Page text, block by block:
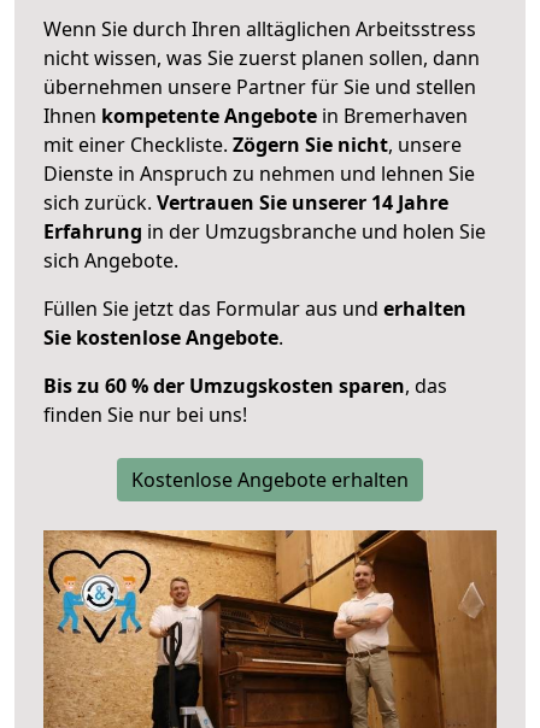
Wenn Sie durch Ihren alltäglichen Arbeitsstress
nicht wissen, was Sie zuerst planen sollen, dann
übernehmen unsere Partner für Sie und stellen
Ihnen kompetente Angebote in Bremerhaven
mit einer Checkliste. Zögern Sie nicht, unsere
Dienste in Anspruch zu nehmen und lehnen Sie
sich zurück. Vertrauen Sie unserer 14 Jahre
Erfahrung in der Umzugsbranche und holen Sie
sich Angebote.
Füllen Sie jetzt das Formular aus und erhalten
Sie kostenlose Angebote.
Bis zu 60 % der Umzugskosten sparen, das
finden Sie nur bei uns!
Kostenlose Angebote erhalten